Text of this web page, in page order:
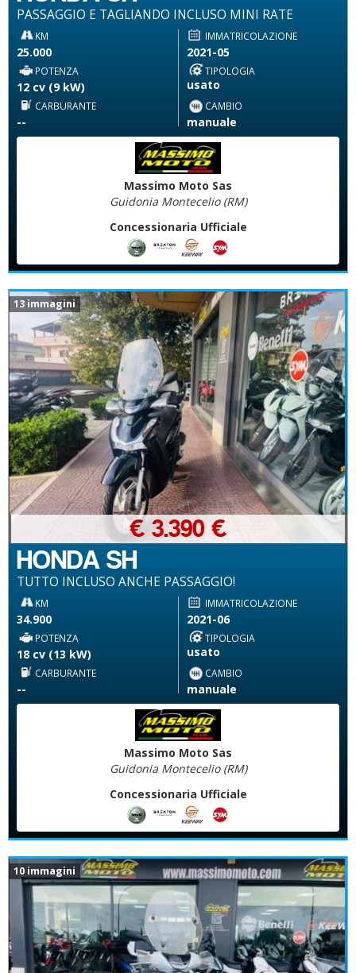
PASSAGGIO E TAGLIANDO INCLUSO MINI RATE
KM
25.000
IMMATRICOLAZIONE
2021-05
POTENZA
12 cv (9 kW)
TIPOLOGIA
usato
CARBURANTE
--
CAMBIO
manuale
Massimo Moto Sas
Guidonia Montecelio (RM)
Concessionaria Ufficiale
13 immagini
HONDA SH
TUTTO INCLUSO ANCHE PASSAGGIO!
€ 3.390 €
KM
34.900
IMMATRICOLAZIONE
2021-06
POTENZA
18 cv (13 kW)
TIPOLOGIA
usato
CARBURANTE
--
CAMBIO
manuale
Massimo Moto Sas
Guidonia Montecelio (RM)
Concessionaria Ufficiale
10 immagini